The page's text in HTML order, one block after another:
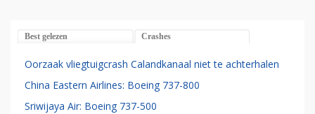
Best gelezen Crashes
Oorzaak vliegtuigcrash Calandkanaal niet te achterhalen
China Eastern Airlines: Boeing 737-800
Sriwijaya Air: Boeing 737-500